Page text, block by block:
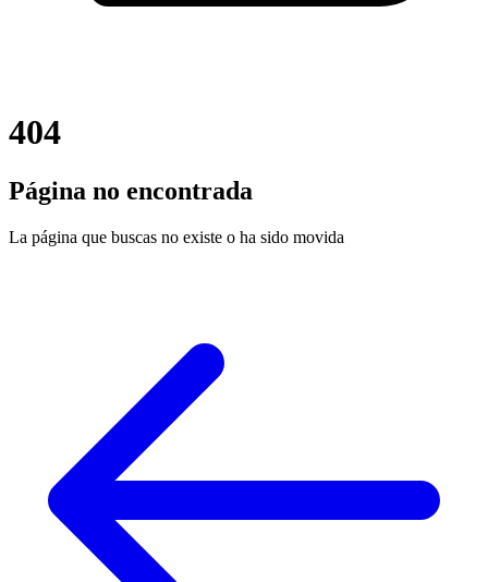
404
Página no encontrada
La página que buscas no existe o ha sido movida